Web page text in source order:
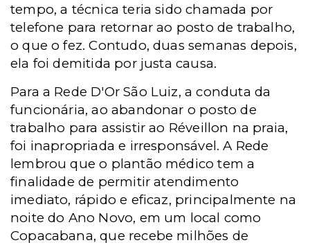
tempo, a técnica teria sido chamada por
telefone para retornar ao posto de trabalho,
o que o fez. Contudo, duas semanas depois,
ela foi demitida por justa causa.
Para a Rede D'Or São Luiz, a conduta da
funcionária, ao abandonar o posto de
trabalho para assistir ao Réveillon na praia,
foi inapropriada e irresponsável. A Rede
lembrou que o plantão médico tem a
finalidade de permitir atendimento
imediato, rápido e eficaz, principalmente na
noite do Ano Novo, em um local como
Copacabana, que recebe milhões de